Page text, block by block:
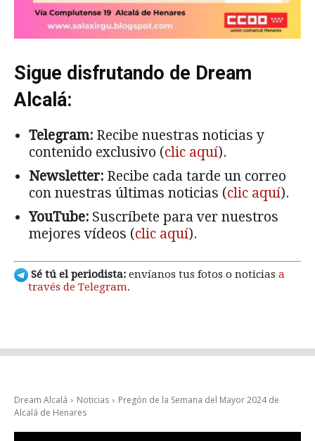
Sigue disfrutando de Dream
Alcalá:
Telegram: Recibe nuestras noticias y
contenido exclusivo (clic aquí).
Newsletter: Recibe cada tarde un correo
con nuestras últimas noticias (clic aquí).
YouTube: Suscríbete para ver nuestros
mejores vídeos (clic aquí).
Sé tú el periodista: envíanos tus fotos o noticias a
través de Telegram.